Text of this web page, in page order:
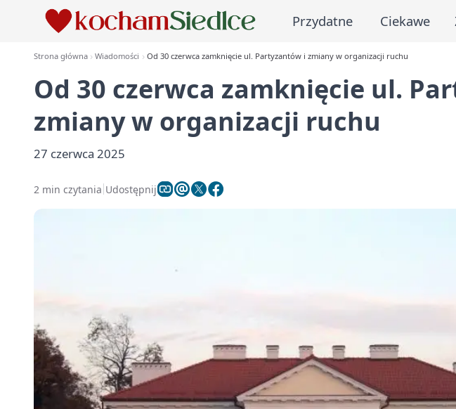
Przydatne Ciekawe
Strona główna Wiadomości Od 30 czerwca zamknięcie ul. Partyzantów i zmiany w organizacji ruchu
Od 30 czerwca zamknięcie ul.
zmiany w organizacji ruchu
27 czerwca 2025
2 min czytania Udostępnij